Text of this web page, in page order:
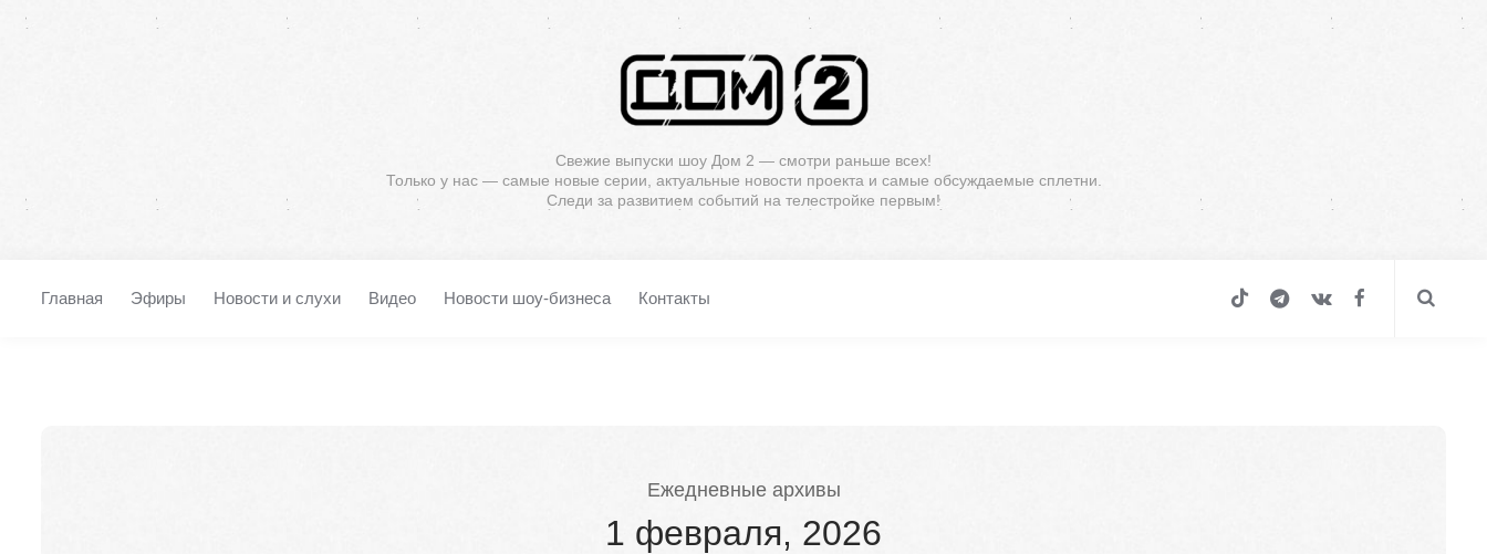
Свежие выпуски шоу Дом 2 — смотри раньше всех!
Только у нас — самые новые серии, актуальные новости проекта и самые обсуждаемые сплетни.
Следи за развитием событий на телестройке первым!
Главная Эфиры Новости и слухи Видео Новости шоу-бизнеса Контакты
Ежедневные архивы
1 февраля, 2026